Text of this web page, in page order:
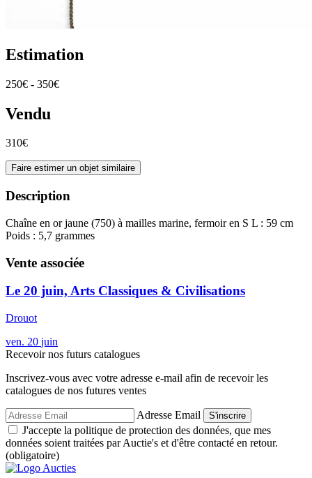
Estimation
250€ - 350€
Vendu
310€
Faire estimer un objet similaire
Description
Chaîne en or jaune (750) à mailles marine, fermoir en S L : 59 cm
Poids : 5,7 grammes
Vente associée
Le 20 juin, Arts Classiques & Civilisations
Drouot
ven. 20 juin
Recevoir nos futurs catalogues
Inscrivez-vous avec votre adresse e-mail afin de recevoir les
catalogues de nos futures ventes
Adresse Email S'inscrire
J'accepte la politique de protection des données, que mes
données soient traitées par Auctie's et d'être contacté en retour.
(obligatoire)